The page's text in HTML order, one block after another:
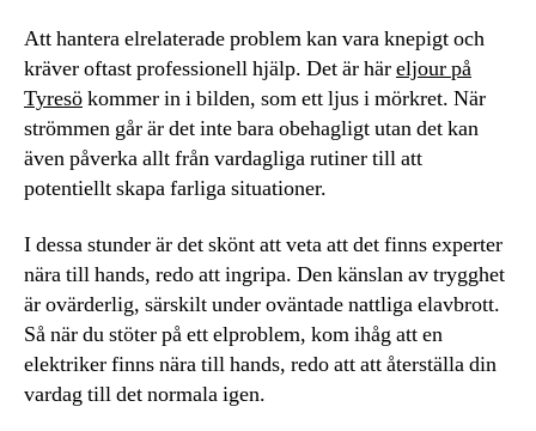
Att hantera elrelaterade problem kan vara knepigt och
kräver oftast professionell hjälp. Det är häreljour på
Tyresökommer in i bilden, som ett ljus i mörkret. När
strömmen går är det inte bara obehagligt utan det kan
även påverka allt från vardagliga rutiner till att
potentiellt skapa farliga situationer.
I dessa stunder är det skönt att veta att det finns experter
nära till hands, redo att ingripa. Den känslan av trygghet
är ovärderlig, särskilt under oväntade nattliga elavbrott.
Så när du stöter på ett elproblem, kom ihåg att en
elektriker finns nära till hands, redo att att återställa din
vardag till det normala igen.